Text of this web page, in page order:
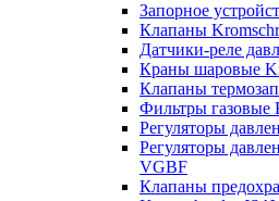
Запорное
Клапаны
Датчики-реле
Краны шаровые
Клапаны
Фильтры газовые
Регуляторы
Регуляторы
VGBF
Клапаны